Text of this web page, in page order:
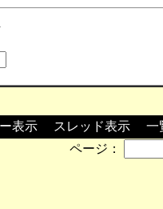
表示 スレッド表示
一
ページ：